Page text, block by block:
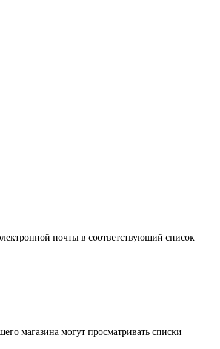
почты в соответствующий список
магазина могут просматривать списки